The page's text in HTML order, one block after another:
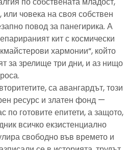
човека на своя собствен
повод за панегирика. А
кит с космически
хармонии“, който
за зрелище три дни, и аз нищо
са авангардът, този
ресурс и златен фонд —
по готовите епитети, а защото,
всичко екзистенциално
свободно във времето и